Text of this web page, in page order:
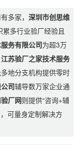
多家，深圳市创思维
多行业验厂经验且
务有限公司为超3万
江苏验厂之家技术服务
地分支机构提供零时
司辅导数万家企业通
厂网则提供“咨询+辅
可量身定制解决方